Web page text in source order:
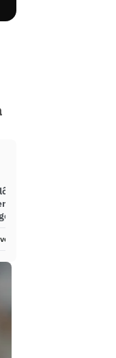
e Lewandowski viram
após derrota para